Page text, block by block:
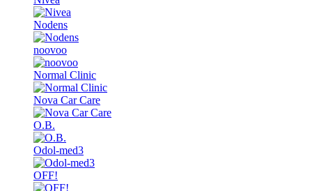
Nodens
noovoo
Normal Clinic
Nova Car Care
O.B.
Odol-med3
OFF!